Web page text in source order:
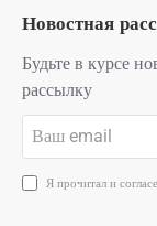
Новостная
Будьте в курсе
рассылку
email
Я прочитал и